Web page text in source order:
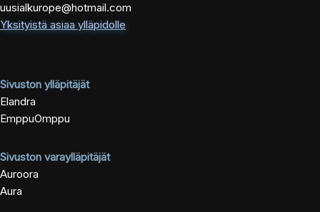
uusialkurope@hotmail.com
Yksityistä asiaa ylläpidolle
Sivuston ylläpitäjät
Elandra
EmppuOmppu
Sivuston varaylläpitäjät
Auroora
Aura